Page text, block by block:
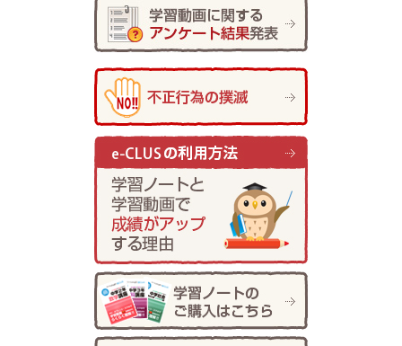
2019.07.27
【中１】英語 1学期の復習！be動詞の現在形
の文を再チェック！！
2019.07.25【中３】中学１年の総復習！物質（気体・液
体），光・音・力，植物，大地の変化！！
2019.07.02【中３】平方根の意味から乗除の計算まで！有
理数と無理数のちがいに気をつけよう！！
2019.06.30 【中１】上皿てんびんで質量を測ってみよう！
質量と体積が分かれば密度を計算できます！！
2019.06.29【中１】What is ～？を使って、～は何です
か？ とたずねる形を学習しよう！
2019.06.27【中２】生物は何からできているのか？唾液に
はアミラーゼという消化酵素があります！！